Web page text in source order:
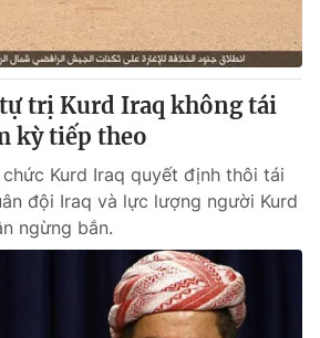
trị Kurd Iraq không tái
kỳ tiếp theo
Kurd Iraq quyết định thôi tái
đội Iraq và lực lượng người Kurd
ngừng bắn.